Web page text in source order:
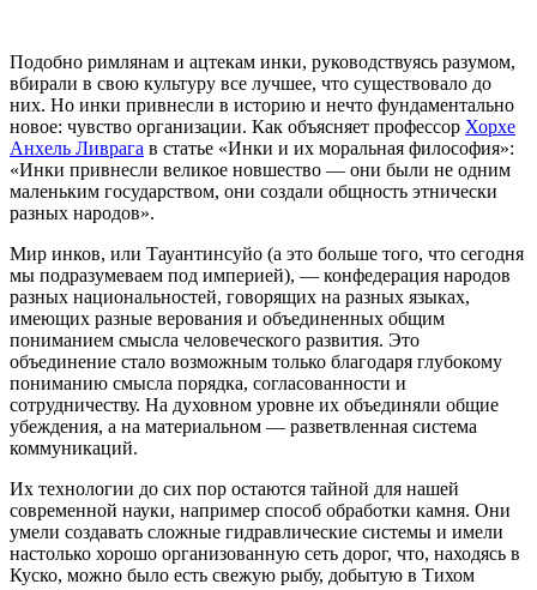
Подобно римлянам и ацтекам инки, руководствуясь разумом,
вбирали в свою культуру все лучшее, что существовало до
них. Но инки привнесли в историю и нечто фундаментально
новое: чувство организации. Как объясняет профессор Хорхе
Анхель Ливрага в статье «Инки и их моральная философия»:
«Инки привнесли великое новшество — они были не одним
маленьким государством, они создали общность этнически
разных народов».
Мир инков, или Тауантинсуйо (а это больше того, что сегодня
мы подразумеваем под империей), — конфедерация народов
разных национальностей, говорящих на разных языках,
имеющих разные верования и объединенных общим
пониманием смысла человеческого развития. Это
объединение стало возможным только благодаря глубокому
пониманию смысла порядка, согласованности и
сотрудничеству. На духовном уровне их объединяли общие
убеждения, а на материальном — разветвленная система
коммуникаций.
Их технологии до сих пор остаются тайной для нашей
современной науки, например способ обработки камня. Они
умели создавать сложные гидравлические системы и имели
настолько хорошо организованную сеть дорог, что, находясь в
Куско, можно было есть свежую рыбу, добытую в Тихом